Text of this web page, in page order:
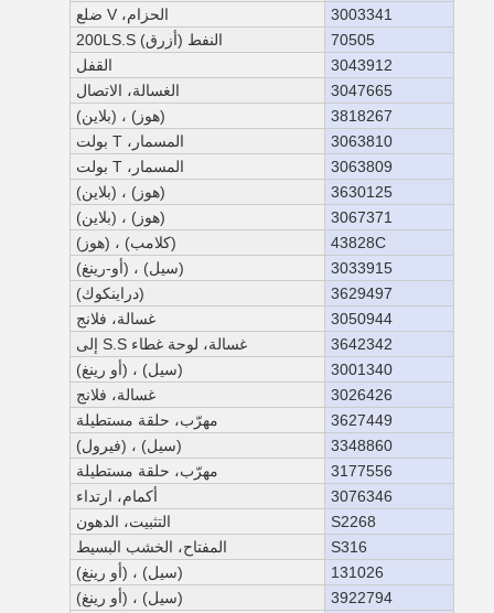
3003341
الحزام، V ضلع
70505
النفط (أزرق) 200LS.S
3043912
القفل
3047665
الغسالة، الاتصال
3818267
(هوز) ، (بلاين)
3063810
المسمار، T بولت
3063809
المسمار، T بولت
3630125
(هوز) ، (بلاين)
3067371
(هوز) ، (بلاين)
43828C
(كلامب) ، (هوز)
3033915
(سيل) ، (أو-رينغ)
3629497
(دراينكوك)
3050944
غسالة، فلانج
3642342
غسالة، لوحة غطاء S.S إلى
3001340
(سيل) ، (أو رينغ)
3026426
غسالة، فلانج
3627449
مهرّب، حلقة مستطيلة
3348860
(سيل) ، (فيرول)
3177556
مهرّب، حلقة مستطيلة
3076346
أكمام، ارتداء
S2268
التثبيت، الدهون
S316
المفتاح، الخشب البسيط
131026
(سيل) ، (أو رينغ)
3922794
(سيل) ، (أو رينغ)